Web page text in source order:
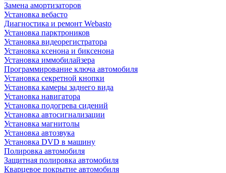
Замена амортизаторов
Установка вебасто
Диагностика и ремонт Webasto
Установка парктроников
Установка видеорегистратора
Установка ксенона и биксенона
Установка иммобилайзера
Программирование ключа автомобиля
Установка секретной кнопки
Установка камеры заднего вида
Установка навигатора
Установка подогрева сидений
Установка автосигнализации
Установка магнитолы
Установка автозвука
Установка DVD в машину
Полировка автомобиля
Защитная полировка автомобиля
Кварцевое покрытие автомобиля